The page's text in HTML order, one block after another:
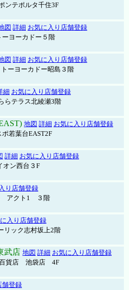
ンテポルタ千住3F
図 詳細 お気に入り店舗登録
ヨーカドー５階
図 詳細 お気に入り店舗登録
ーヨーカドー昭島３階
細 お気に入り店舗登録
らテラス北綾瀬3階
地図 詳細 お気に入り店舗登録
若葉台EAST2F
詳細 お気に入り店舗登録
ン西台３F
り店舗登録
アクト1 ３階
入り店舗登録
リック志村坂上2階
武店 地図 詳細 お気に入り店舗登録
百貨店 池袋店 4F
舗登録